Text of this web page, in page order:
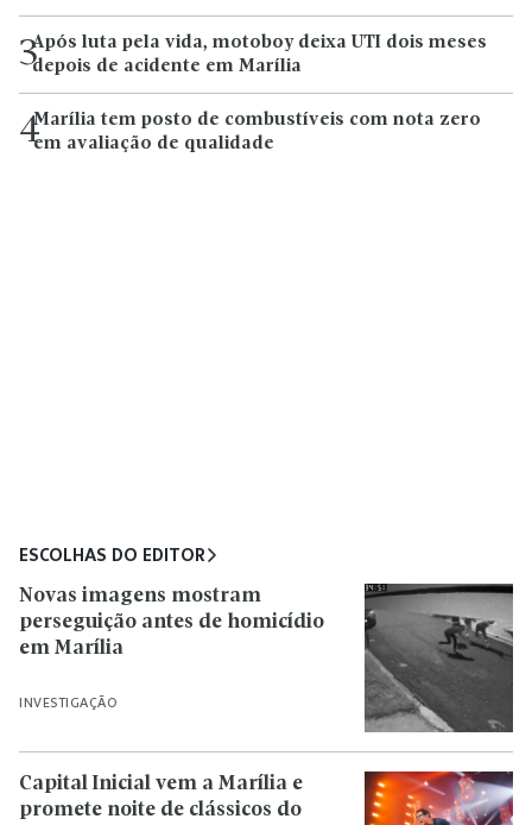
3Após luta pela vida, motoboy deixa UTI dois meses
depois de acidente em Marília
4Marília tem posto de combustíveis com nota zero
em avaliação de qualidade
ESCOLHAS DO EDITOR
INVESTIGAÇÃO
Novas imagens mostram
perseguição antes de homicídio
em Marília
Capital Inicial vem a Marília e
promete noite de clássicos do